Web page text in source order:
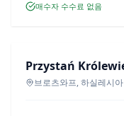
매수자 수수료 없음
신규 분양
브로츠와프, 하실레시아